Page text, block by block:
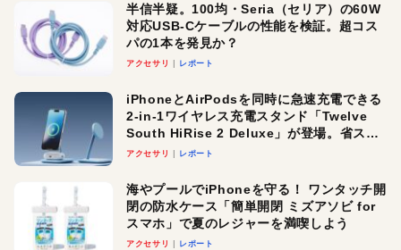
半信半疑。100均・Seria（セリア）の60W
対応USB-Cケーブルの性能を検証。超コス
パの1本を発見か？
アクセサリ レポート
iPhoneとAirPodsを同時に急速充電できる
2-in-1ワイヤレス充電スタンド「Twelve
South HiRise 2 Deluxe」が登場。省スペ
ースでおしゃれに充電したい人にオスス
アクセサリ レポート
海やプールでiPhoneを守る！ ワンタッチ開
閉の防水ケース「簡単開閉 ミズアソビ for
スマホ」で夏のレジャーを満喫しよう
アクセサリ レポート